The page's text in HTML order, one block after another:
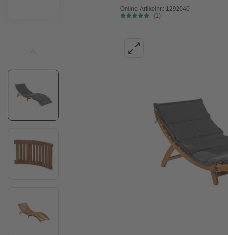
Online-Artikelnr.: 1292040
(1)